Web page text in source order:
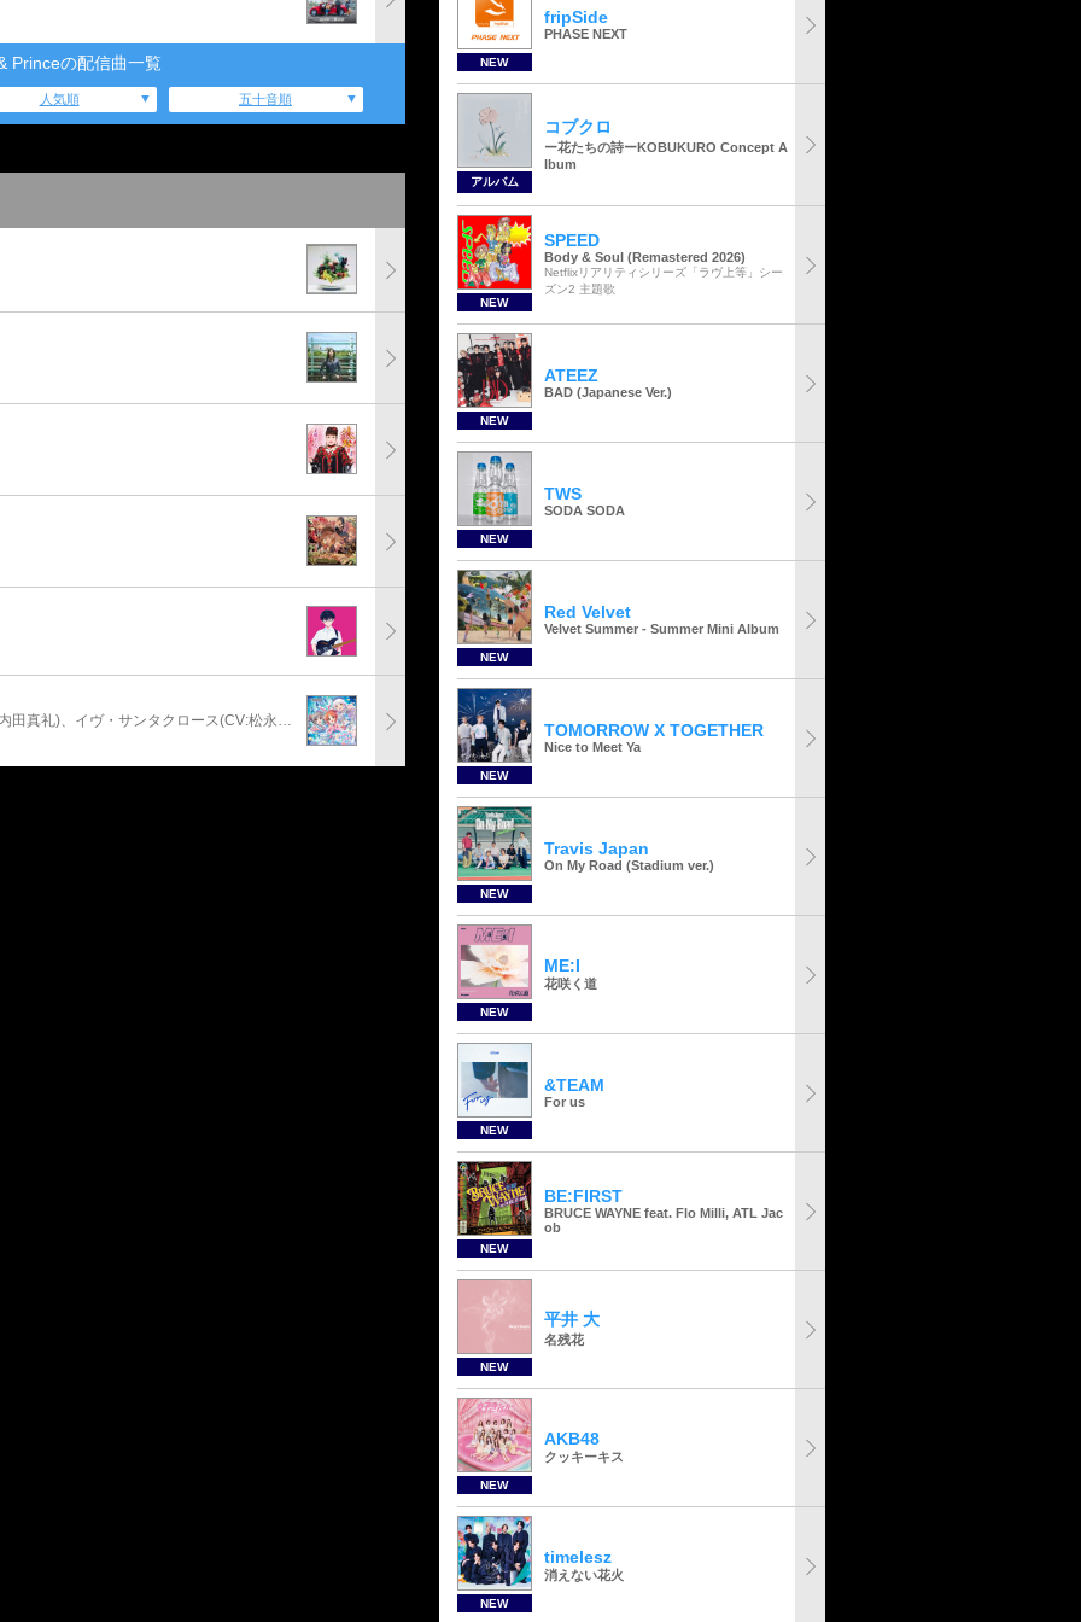
Princeの配信曲一覧
人気順 五十音順
安部菜々(CV:三宅麻理恵)、神崎蘭子(CV:内田真礼)、イヴ・サンタクロース(CV:松永あかね)
NEW
fripSide
PHASE NEXT
アルバム
コブクロ
ー花たちの詩ーKOBUKURO Concept A
lbum
NEW
SPEED
Body & Soul (Remastered 2026)
Netflixリアリティシリーズ「ラヴ上等」シー
ズン2 主題歌
NEW
ATEEZ
BAD (Japanese Ver.)
NEW
TWS
SODA SODA
NEW
Red Velvet
Velvet Summer - Summer Mini Album
NEW
TOMORROW X TOGETHER
Nice to Meet Ya
NEW
Travis Japan
On My Road (Stadium ver.)
NEW
ME:I
花咲く道
NEW
&TEAM
For us
NEW
BE:FIRST
BRUCE WAYNE feat. Flo Milli, ATL Jac
ob
NEW
平井 大
名残花
NEW
AKB48
クッキーキス
NEW
timelesz
消えない花火